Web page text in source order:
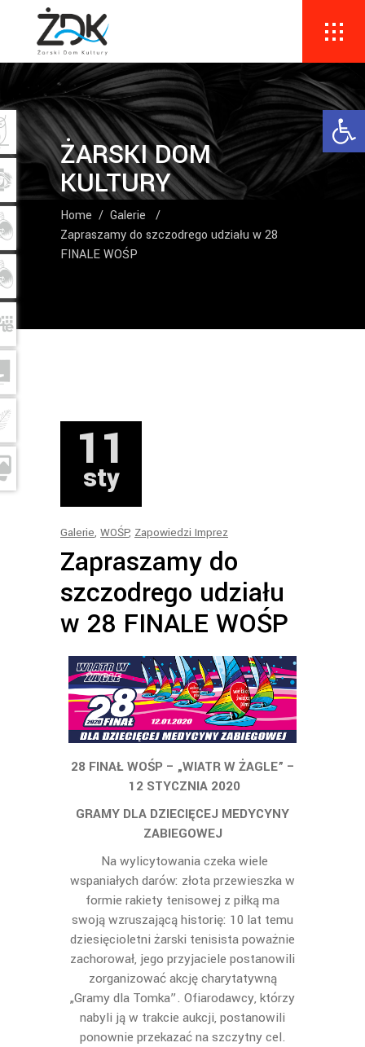
ŻARSKI DOM
KULTURY
Home / Galerie
/
Zapraszamy do szczodrego udziału w 28
FINALE WOŚP
11
sty
Galerie, WOŚP, Zapowiedzi Imprez
Zapraszamy do
szczodrego udziału
w 28 FINALE WOŚP
28 FINAŁ WOŚP – „WIATR W ŻAGLE” –
12 STYCZNIA 2020
GRAMY DLA DZIECIĘCEJ MEDYCYNY
ZABIEGOWEJ
Na wylicytowania czeka wiele
wspaniałych darów: złota przewieszka w
formie rakiety tenisowej z piłką ma
swoją wzruszającą historię: 10 lat temu
dziesięcioletni żarski tenisista poważnie
zachorował, jego przyjaciele postanowili
zorganizować akcję charytatywną
„Gramy dla Tomka”. Ofiarodawcy, którzy
nabyli ją w trakcie aukcji, postanowili
ponownie przekazać na szczytny cel.